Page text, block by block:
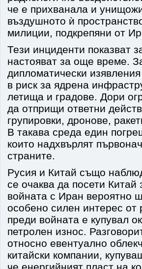
че е прихванала и
въздушното ѝ
милиции, подкрепяни от
Тези инциденти показват
настояват за още време.
дипломатически
в риск за ядрена
летища и градове. Дори
да отприщи ответни
групировки, дронове,
В такава среда един
които надхвърлят
страните.
Русия и Китай също
се очаква да посети
войната с Иран вероятно
особено силен интерес от
преди войната е купувал
петролен износ.
относно евентуално
китайски компании,